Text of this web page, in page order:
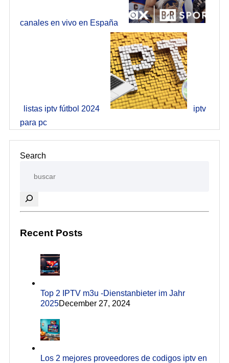
Search
Recent Posts
Top 2 IPTV m3u -Dienstanbieter im Jahr
2025December 27, 2024
Los 2 mejores proveedores de codigos iptv en
canales en vivo en España
listas iptv fútbol 2024
iptv
para pc